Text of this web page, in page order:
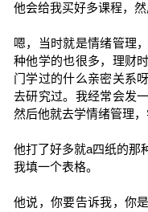
他会给我买好多课程，然
嗯，当时就是情绪管理
种他学的也很多，理财
门学过的什么亲密关系
去研究过。我经常会发
然后他就去学情绪管理
他打了好多就a四纸的那
我填一个表格。
他说，你要告诉我，你